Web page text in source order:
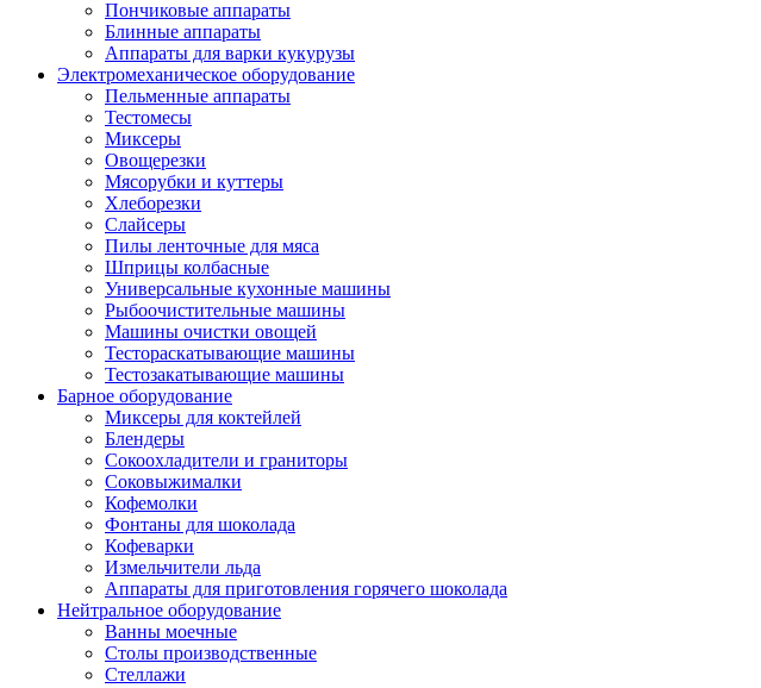
Пончиковые аппараты
Блинные аппараты
Аппараты для варки кукурузы
Электромеханическое оборудование
Пельменные аппараты
Тестомесы
Миксеры
Овощерезки
Мясорубки и куттеры
Хлеборезки
Слайсеры
Пилы ленточные для мяса
Шприцы колбасные
Универсальные кухонные машины
Рыбоочистительные машины
Машины очистки овощей
Тестораскатывающие машины
Тестозакатывающие машины
Барное оборудование
Миксеры для коктейлей
Блендеры
Сокоохладители и граниторы
Соковыжималки
Кофемолки
Фонтаны для шоколада
Кофеварки
Измельчители льда
Аппараты для приготовления горячего шоколада
Нейтральное оборудование
Ванны моечные
Столы производственные
Стеллажи